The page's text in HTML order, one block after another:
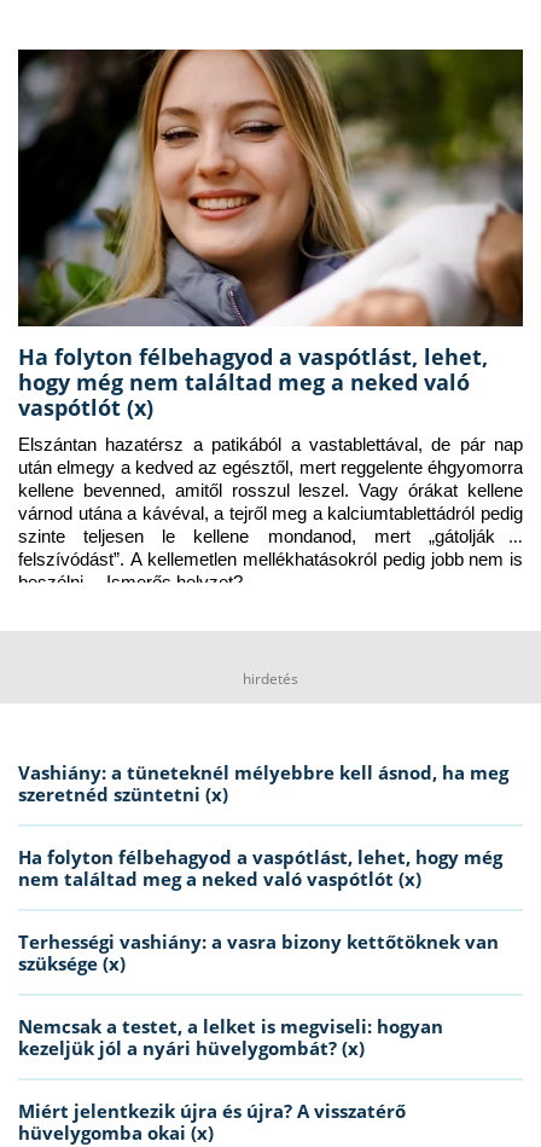
Ha folyton félbehagyod a vaspótlást, lehet,
hogy még nem találtad meg a neked való
vaspótlót (x)
Elszántan hazatérsz a patikából a vastablettával, de pár nap
után elmegy a kedved az egésztől, mert reggelente éhgyomorra
kellene bevenned, amitől rosszul leszel. Vagy órákat kellene
várnod utána a kávéval, a tejről meg a kalciumtablettádról pedig
szinte teljesen le kellene mondanod, mert „gátolják a
felszívódást”. A kellemetlen mellékhatásokról pedig jobb nem is
beszélni… Ismerős helyzet?
hirdetés
Vashiány: a tüneteknél mélyebbre kell ásnod, ha meg
szeretnéd szüntetni (x)
Ha folyton félbehagyod a vaspótlást, lehet, hogy még
nem találtad meg a neked való vaspótlót (x)
Terhességi vashiány: a vasra bizony kettőtöknek van
szüksége (x)
Nemcsak a testet, a lelket is megviseli: hogyan
kezeljük jól a nyári hüvelygombát? (x)
Miért jelentkezik újra és újra? A visszatérő
hüvelygomba okai (x)